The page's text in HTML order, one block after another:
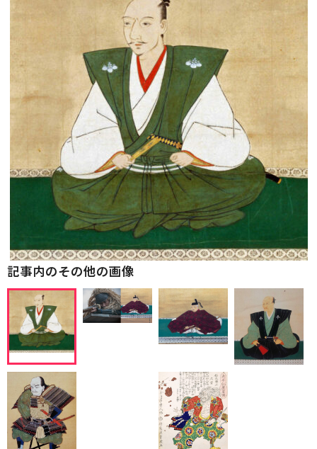
記事内のその他の画像